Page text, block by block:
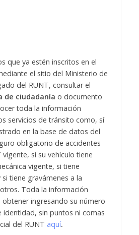
que ya estén inscritos en el
el sitio del Ministerio de
del RUNT, consultar el
de ciudadanía o documento
toda la información
servicios de tránsito como, sí
en la base de datos del
obligatorio de accidentes
si su vehículo tiene
vigente, si tiene
tiene gravámenes a la
Toda la información
ingresando su número
sin puntos ni comas
del RUNT aquí.